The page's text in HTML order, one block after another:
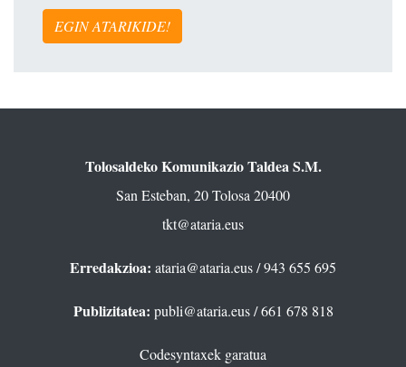
EGIN ATARIKIDE!
Tolosaldeko Komunikazio Taldea S.M.
San Esteban, 20 Tolosa 20400
tkt@ataria.eus
Erredakzioa: ataria@ataria.eus/ 943 655 695
Publizitatea: publi@ataria.eus/ 661 678 818
Codesyntaxek garatua